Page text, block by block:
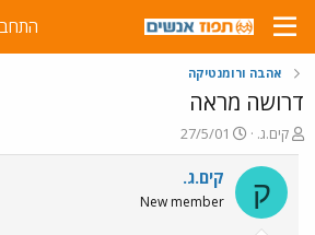
אהבה ורומנטיקה
דרושה מראה
פ
ו
ת
ח
ה
קים.ג.
פ
ו
27/5/01
ק קים.ג.
New member